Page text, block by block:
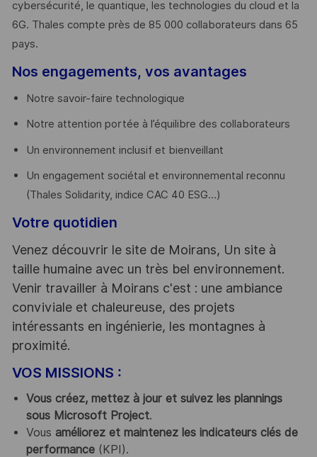
cybersécurité, le quantique, les technologies du cloud et la
6G. Thales compte près de 85 000 collaborateurs dans 65
pays. ​
Nos engagements, vos avantages
Notre savoir-faire technologique
Notre attention portée à l’équilibre des collaborateurs
Un environnement inclusif et bienveillant
Un engagement sociétal et environnemental reconnu
(Thales Solidarity, indice CAC 40 ESG…)
Votre quotidien
Venez découvrir le site de Moirans, Un site à
taille humaine avec un très bel environnement.
Venir travailler à Moirans c'est : une ambiance
conviviale et chaleureuse, des projets
intéressants en ingénierie, les montagnes à
proximité.
VOS MISSIONS :
Vous créez, mettez à jour et suivez les plannings
sous Microsoft Project.
Vous améliorez et maintenez les indicateurs clés de
performance(KPI).